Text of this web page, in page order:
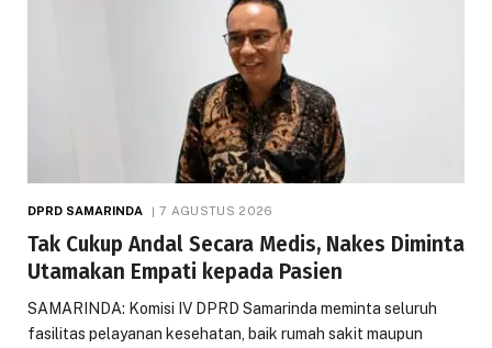
DPRD SAMARINDA 7 AGUSTUS 2026
Tak Cukup Andal Secara Medis, Nakes Diminta
Utamakan Empati kepada Pasien
SAMARINDA: Komisi IV DPRD Samarinda meminta seluruh
fasilitas pelayanan kesehatan, baik rumah sakit maupun